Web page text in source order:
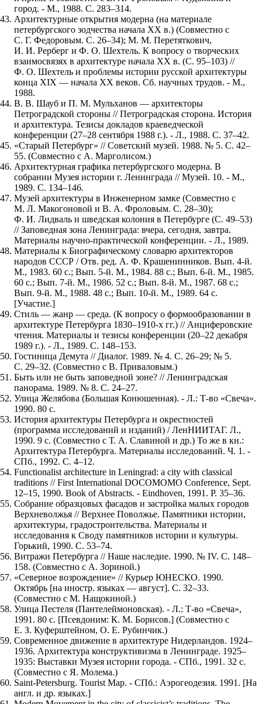
город. - М., 1988. С. 283–314.
Архитектурные открытия модерна (на материале
петербургского зодчества начала XX в.) (Совместно с
С. Г. Федоровым. С. 26–34); М. М. Перетяткович,
И. И. Рерберг и Ф. О. Шехтель. К вопросу о творческих
взаимосвязях в архитектуре начала XX в. (С. 95–103) //
Ф. О. Шехтель и проблемы истории русской архитектуры
конца XIX — начала XX веков. Сб. научных трудов. - М.,
1988.
В. В. Шауб и П. М. Мульханов — архитекторы
Петроградской стороны // Петроградская сторона. История
и архитектура. Тезисы докладов краеведческой
конференции (27–28 сентября 1988 г.). - Л., 1988. С. 37–42.
«Старый Петербург» // Советский музей. 1988. № 5. С. 42–
55. (Совместно с А. Марголисом.)
Архитектурная графика петербургского модерна. В
собрании Музея истории г. Ленинграда // Музей. 10. - М.,
1989. С. 134–146.
Музей архитектуры в Инженерном замке (Совместно с
М. Л. Макогоновой и В. А. Фроловым. С. 28–30);
Ф. И. Лидваль и шведская колония в Петербурге (С. 49–53)
// Заповедная зона Ленинграда: вчера, сегодня, завтра.
Материалы научно-практической конференции. - Л., 1989.
Материалы к Биографическому словарю архитекторов
народов СССР / Отв. ред. А. Ф. Крашенинников. Вып. 4-й.
М., 1983. 60 с.; Вып. 5-й. М., 1984. 88 с.; Вып. 6-й. М., 1985.
60 с.; Вып. 7-й. М., 1986. 52 с.; Вып. 8-й. М., 1987. 68 с.;
Вып. 9-й. М., 1988. 48 с.; Вып. 10-й. М., 1989. 64 с.
[Участие.]
Стиль — жанр — среда. (К вопросу о формообразовании в
архитектуре Петербурга 1830–1910-х гг.) // Анциферовские
чтения. Материалы и тезисы конференции (20–22 декабря
1989 г.). - Л., 1989. С. 148–153.
Гостиница Демута // Диалог. 1989. № 4. С. 26–29; № 5.
С. 29–32. (Совместно с В. Приваловым.)
Быть или не быть заповедной зоне? // Ленинградская
панорама. 1989. № 8. С. 24–27.
Улица Желябова (Большая Конюшенная). - Л.: Т-во «Свеча».
1990. 80 с.
История архитектуры Петербурга и окрестностей
(программа исследований и изданий) / ЛенНИИТАГ. Л.,
1990. 9 с. (Совместно с Т. А. Славиной и др.) То же в кн.:
Архитектура Петербурга. Материалы исследований. Ч. 1. -
СПб., 1992. С. 4–12.
Functionalist architecture in Leningrad: a city with classical
traditions // First International DOCOMOMO Conference, Sept.
12–15, 1990. Book of Abstracts. - Eindhoven, 1991. Р. 35–36.
Собрание образцовых фасадов и застройка малых городов
Верхневолжья // Верхнее Поволжье. Памятники истории,
архитектуры, градостроительства. Материалы и
исследования к Своду памятников истории и культуры.
Горький, 1990. С. 53–74.
Витражи Петербурга // Наше наследие. 1990. № IV. С. 148–
158. (Совместно с А. Зориной.)
«Северное возрождение» // Курьер ЮНЕСКО. 1990.
Октябрь [на иностр. языках — август]. С. 32–33.
(Совместно с М. Нащокиной.)
Улица Пестеля (Пантелеймоновская). - Л.: Т-во «Свеча»,
1991. 80 с. [Псевдоним: К. М. Борисов.] (Совместно с
Е. З. Куферштейном, О. Е. Рубинчик.)
Современное движение в архитектуре Нидерландов. 1924–
1936. Архитектура конструктивизма в Ленинграде. 1925–
1935: Выставки Музея истории города. - СПб., 1991. 32 с.
(Совместно с Я. Молема.)
Saint-Petersburg. Tourist Map. - СПб.: Аэрогеодезия. 1991. [На
англ. и др. языках.]